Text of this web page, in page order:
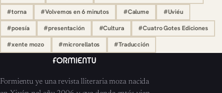
#torna #Volvemos en 6 minutos #Calume #Uviéu
#poesía #presentación #Cultura #Cuatro Gotes Ediciones
#xente mozo #microrellatos #Traducción
Formientu ye una revista lliteraria moza nacida